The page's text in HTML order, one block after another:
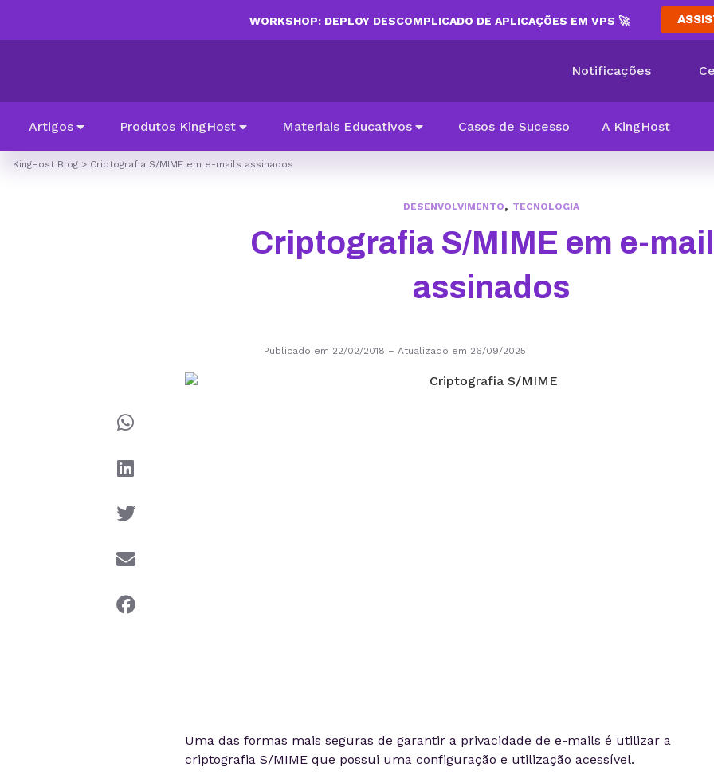
WORKSHOP: DEPLOY DESCOMPLICADO DE APLICAÇÕES EM VPS 🚀
Notificações
Artigos Produtos KingHost Materiais Educativos Casos de Sucesso A KingHost
KingHost Blog > Criptografia S/MIME em e-mails assinados
DESENVOLVIMENTO, TECNOLOGIA
Criptografia S/MIME em e-
assinados
Publicado em 22/02/2018 – Atualizado em 26/09/2025
Uma das formas mais seguras de garantir a privacidade de e-mails é utilizar a
criptografia S/MIME que possui uma configuração e utilização acessível.